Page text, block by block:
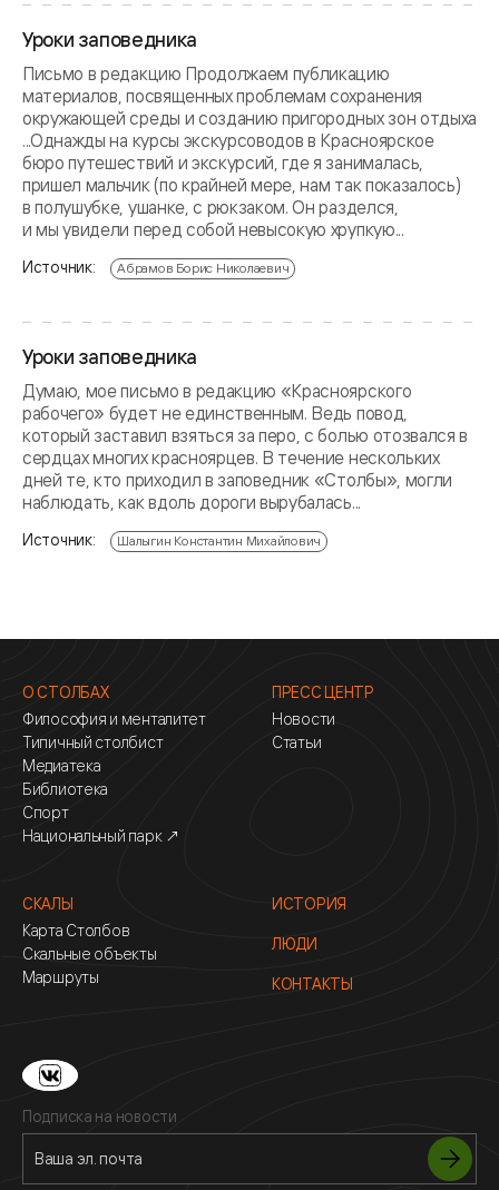
Уроки заповедника
Письмо в редакцию Продолжаем публикацию
материалов, посвященных проблемам сохранения
окружающей среды и созданию пригородных зон отдыха
...Однажды на курсы экскурсоводов в Красноярское
бюро путешествий и экскурсий, где я занималась,
пришел мальчик (по крайней мере, нам так показалось)
в полушубке, ушанке, с рюкзаком. Он разделся,
и мы увидели перед собой невысокую хрупкую...
Источник: Абрамов Борис Николаевич
Уроки заповедника
Думаю, мое письмо в редакцию «Красноярского
рабочего» будет не единственным. Ведь повод,
который заставил взяться за перо, с болью отозвался в
сердцах многих красноярцев. В течение нескольких
дней те, кто приходил в заповедник «Столбы», могли
наблюдать, как вдоль дороги вырубалась...
Источник: Шалыгин Константин Михайлович
О СТОЛБАХ
Философия и менталитет
Типичный столбист
Медиатека
Библиотека
Спорт
Национальный парк ↗
ПРЕСС ЦЕНТР
Новости
Статьи
СКАЛЫ
Карта Столбов
Скальные объекты
Маршруты
ИСТОРИЯ
ЛЮДИ
КОНТАКТЫ
Подписка на новости